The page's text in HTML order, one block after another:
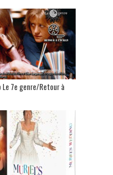
Le 7e genre/Retour à